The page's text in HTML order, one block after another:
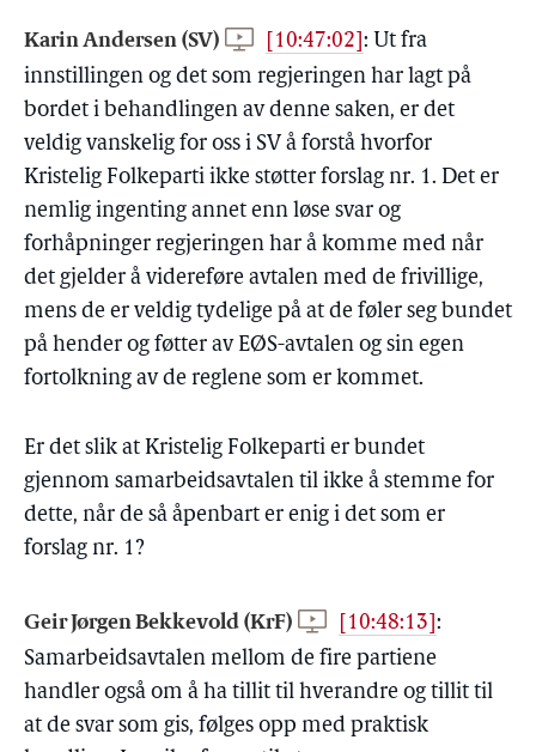
Karin Andersen (SV) [10:47:02] : Ut fra
innstillingen og det som regjeringen har lagt på
bordet i behandlingen av denne saken, er det
veldig vanskelig for oss i SV å forstå hvorfor
Kristelig Folkeparti ikke støtter forslag nr. 1. Det er
nemlig ingenting annet enn løse svar og
forhåpninger regjeringen har å komme med når
det gjelder å videreføre avtalen med de frivillige,
mens de er veldig tydelige på at de føler seg bundet
på hender og føtter av EØS-avtalen og sin egen
fortolkning av de reglene som er kommet.
Er det slik at Kristelig Folkeparti er bundet
gjennom samarbeidsavtalen til ikke å stemme for
dette, når de så åpenbart er enig i det som er
forslag nr. 1?
Geir Jørgen Bekkevold (KrF) [10:48:13] :
Samarbeidsavtalen mellom de fire partiene
handler også om å ha tillit til hverandre og tillit til
at de svar som gis, følges opp med praktisk